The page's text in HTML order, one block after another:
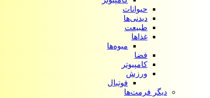
حیوانات
دیدنی‌ها
طبیعت
غذاها
میوه‌ها
فضا
کامپیوتر
ورزش
فوتبال
دیگر فرمت‌ها